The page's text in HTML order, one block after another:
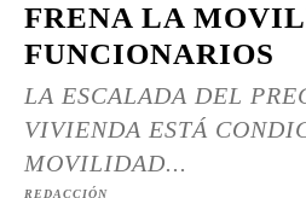
FRENA LA
FUNCIONARIOS
LA ESCALADA DEL
VIVIENDA ESTÁ
MOVILIDAD...
REDACCIÓN